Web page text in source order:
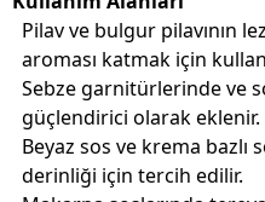
Pilav ve bulgur pilavının
aroması katmak için
Sebze garnitürlerinde ve
güçlendirici olarak eklenir.
Beyaz sos ve krema bazlı
derinliği için tercih edilir.